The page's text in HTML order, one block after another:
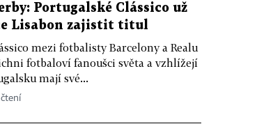
Portugalské Clássico už
Lisabon zajistit titul
mezi fotbalisty Barcelony a Realu
fotbaloví fanoušci světa a vzhlížejí
mají své...
čtení